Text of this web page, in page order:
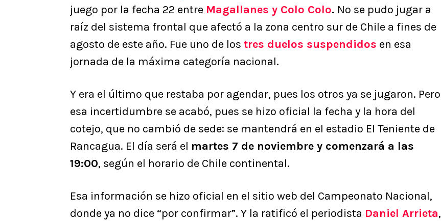
juego por la fecha 22 entre Magallanes y Colo Colo. No se pudo jugar a
raíz del sistema frontal que afectó a la zona centro sur de Chile a fines de
agosto de este año. Fue uno de los tres duelos suspendidos en esa
jornada de la máxima categoría nacional.
Y era el último que restaba por agendar, pues los otros ya se jugaron. Pero
esa incertidumbre se acabó, pues se hizo oficial la fecha y la hora del
cotejo, que no cambió de sede: se mantendrá en el estadio El Teniente de
Rancagua. El día será el martes 7 de noviembre y comenzará a las
19:00, según el horario de Chile continental.
Esa información se hizo oficial en el sitio web del Campeonato Nacional,
donde ya no dice “por confirmar”. Y la ratificó el periodista Daniel Arrieta,